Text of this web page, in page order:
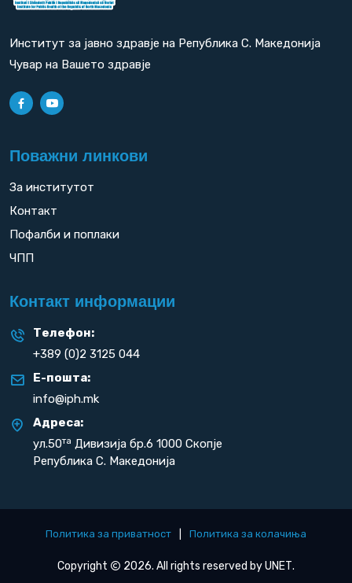
Институт за јавно здравје на Република С. Македонија
Чувар на Вашето здравје
Поважни линкови
За институтот
Контакт
Пофалби и поплаки
ЧПП
Контакт информации
Телефон:
+389 (0)2 3125 044
Е-пошта:
info@iph.mk
Адреса:
ул.50та Дивизија бр.6 1000 Скопје
Република С. Македонија
Политика за приватност Политика за колачиња
Copyright 2026. All rights reserved byUNET.